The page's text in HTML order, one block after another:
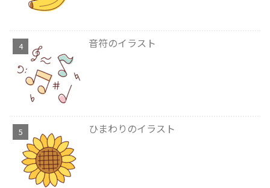
音符のイラスト
ひまわりのイラスト